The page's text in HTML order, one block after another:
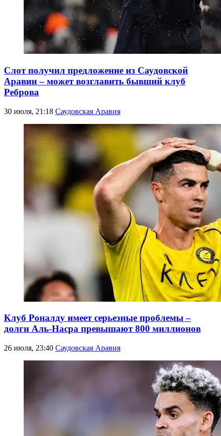
Слот получил предложение из Саудовской
Аравии – может возглавить бывший клуб
Реброва
30 июля, 21:18 Саудовская Аравия
Клуб Роналду имеет серьезные проблемы –
долги Аль-Насра превышают 800 миллионов
26 июля, 23:40 Саудовская Аравия